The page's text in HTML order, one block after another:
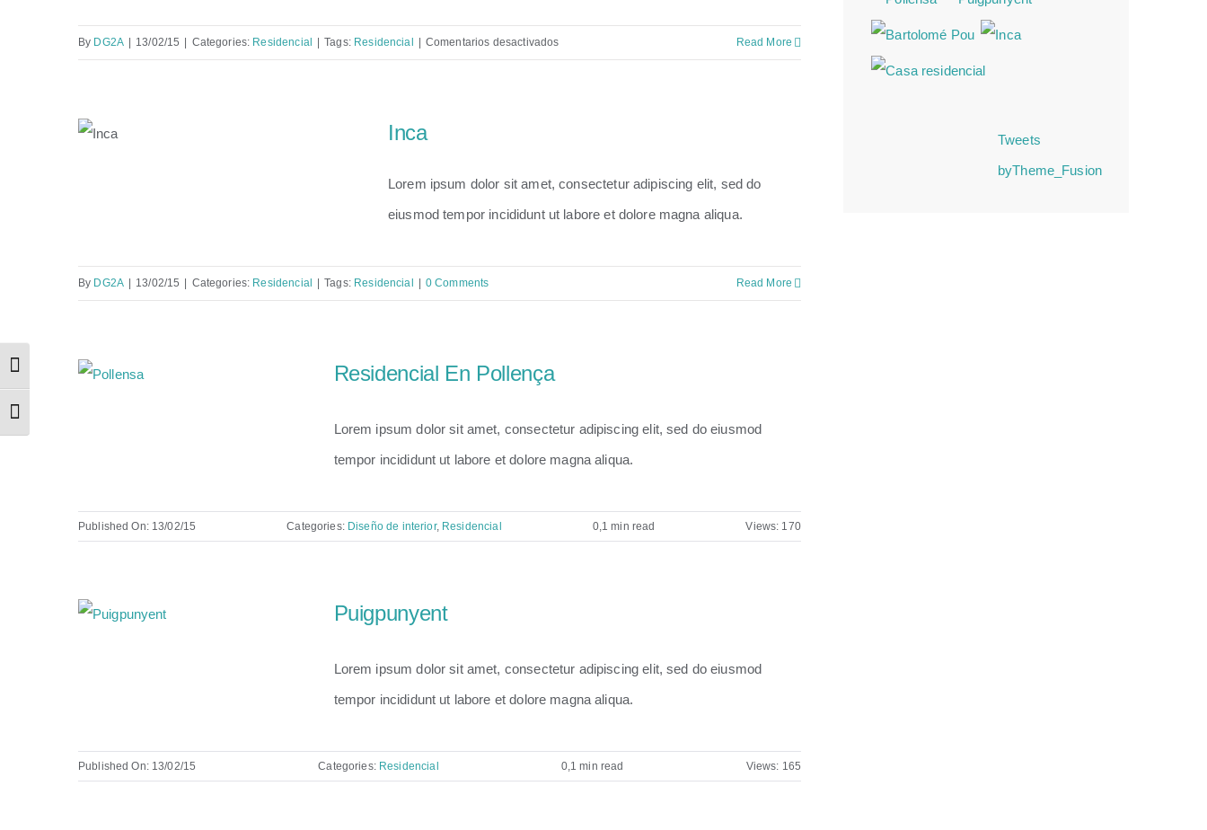
Alternar alto contraste
Alternar tamaño de letra
By DG2A 13/02/15 Categories: Residencial Tags: Residencial Comentarios desactivadosen
Read More
Inca
Lorem ipsum dolor sit amet, consectetur adipiscing elit, sed do
eiusmod tempor incididunt ut labore et dolore magna aliqua.
By DG2A 13/02/15 Categories: Residencial Tags: Residencial 0 Comments Read More
Residencial En Pollença
Lorem ipsum dolor sit amet, consectetur adipiscing elit, sed do eiusmod
tempor incididunt ut labore et dolore magna aliqua.
Published On: 13/02/15 Categories: Diseño de interior, Residencial 0,1 min read Views: 170
Puigpunyent
Lorem ipsum dolor sit amet, consectetur adipiscing elit, sed do eiusmod
tempor incididunt ut labore et dolore magna aliqua.
Published On: 13/02/15 Categories: Residencial 0,1 min read Views: 165
Tweets
byTheme_Fusion